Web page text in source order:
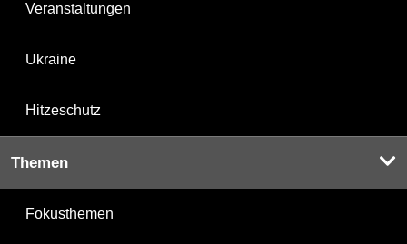
Veranstaltungen
Ukraine
Hitzeschutz
Themen
Fokusthemen